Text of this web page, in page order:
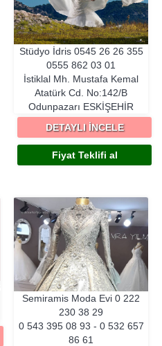
Stüdyo İdris 0545 26 26 355
0555 862 03 01
İstiklal Mh. Mustafa Kemal
Atatürk Cd. No:142/B
Odunpazarı ESKIŞEHIR
DETAYLI İNCELE
Fiyat Teklifi al
Semiramis Moda Evi 0 222
230 38 29
0 543 395 08 93 - 0 532 657
86 61